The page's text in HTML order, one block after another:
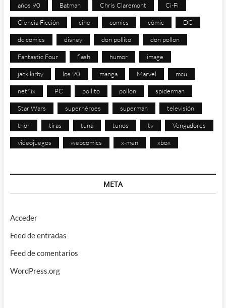
años 90 Batman Chris Claremont Ci-Fi
Ciencia Ficción cine comics cómic DC
dc comics disney don pollito don pollon
Fantastic Four flash humor image
jack kirby los 90 manga Marvel mcu
netflix PC pollito pollon spiderman
Star Wars superhéroes superman televisión
thor tiras tuna tunos tv Vengadores
videojuegos webcomics x-men xbox
META
Acceder
Feed de entradas
Feed de comentarios
WordPress.org